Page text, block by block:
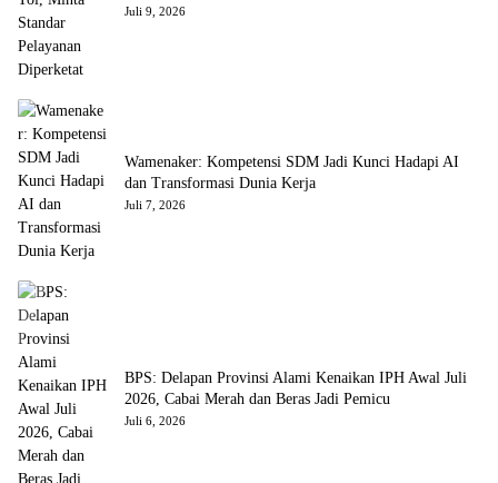
Juli 9, 2026
Wamenaker: Kompetensi SDM Jadi Kunci Hadapi AI
dan Transformasi Dunia Kerja
Juli 7, 2026
BPS: Delapan Provinsi Alami Kenaikan IPH Awal Juli
2026, Cabai Merah dan Beras Jadi Pemicu
Juli 6, 2026